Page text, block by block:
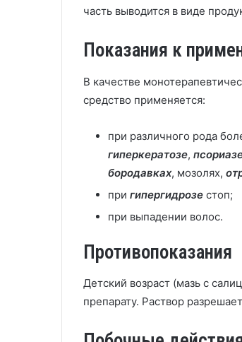
часть выводится в виде
Показания к
В качестве
средство применяется:
при различного рода
гиперкератозе,
бородавках, мозолях,
при гипергидрозе стоп;
при выпадении волос.
Противопоказания
Детский возраст (мазь с
препарату. Раствор